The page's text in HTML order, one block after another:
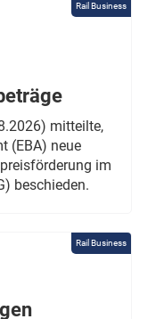
Rail Business
mitteilte,
(EBA) neue
im
beschieden.
Rail Business